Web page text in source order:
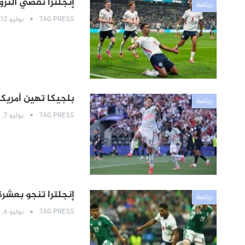
رياضة
TAG PRESS يوليو 12, 2026
رياضة بلجيكا تهين
TAG PRESS يوليو 7, 2026
رياضة إنجلترا تنجو
TAG PRESS يوليو 6, 2026